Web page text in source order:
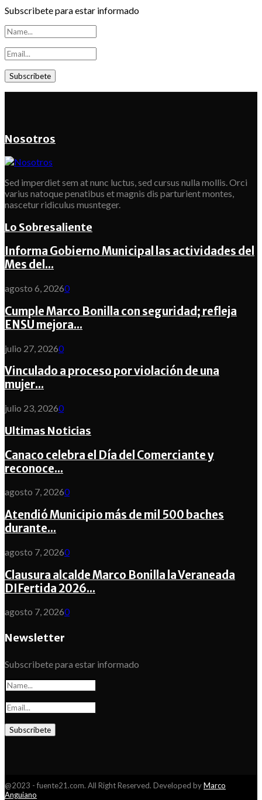
Subscribete para estar informado
Nosotros
Sed imperdiet sem at nunc luctus, sed cursus nulla mollis. Orci
varius natoque penatibus et magnis dis parturient montes,
nascetur ridiculus musnteger.
Lo Sobresaliente
Informa Gobierno Municipal las actividades del
Mes del...
agosto 6, 20260
Cumple Marco Bonilla con seguridad; refleja
ENSU mejora...
julio 27, 20260
Vinculado a proceso por violación de una
mujer...
julio 23, 20260
Ultimas Noticias
Canaco celebra el Día del Comerciante y
reconoce...
agosto 7, 20260
Atendió Municipio más de mil 500 baches
durante...
agosto 7, 20260
Clausura alcalde Marco Bonilla la Veraneada
DIFertida 2026...
agosto 7, 20260
Newsletter
Subscribete para estar informado
@2023 - fuente21.com. All Right Reserved. Developed byMarco
Anguiano